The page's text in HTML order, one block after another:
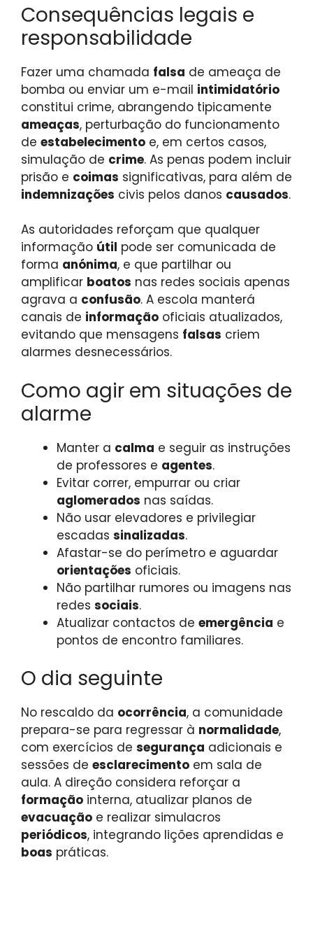
Consequências legais e
responsabilidade
Fazer uma chamada falsa de ameaça de
bomba ou enviar um e-mail intimidatório
constitui crime, abrangendo tipicamente
ameaças, perturbação do funcionamento
de estabelecimento e, em certos casos,
simulação de crime. As penas podem incluir
prisão e coimas significativas, para além de
indemnizações civis pelos danos causados.
As autoridades reforçam que qualquer
informação útil pode ser comunicada de
forma anónima, e que partilhar ou
amplificar boatos nas redes sociais apenas
agrava a confusão. A escola manterá
canais de informação oficiais atualizados,
evitando que mensagens falsas criem
alarmes desnecessários.
Como agir em situações de
alarme
Manter a calma e seguir as instruções
de professores e agentes.
Evitar correr, empurrar ou criar
aglomerados nas saídas.
Não usar elevadores e privilegiar
escadas sinalizadas.
Afastar-se do perímetro e aguardar
orientações oficiais.
Não partilhar rumores ou imagens nas
redes sociais.
Atualizar contactos de emergência e
pontos de encontro familiares.
O dia seguinte
No rescaldo da ocorrência, a comunidade
prepara-se para regressar à normalidade,
com exercícios de segurança adicionais e
sessões de esclarecimento em sala de
aula. A direção considera reforçar a
formação interna, atualizar planos de
evacuação e realizar simulacros
periódicos, integrando lições aprendidas e
boas práticas.